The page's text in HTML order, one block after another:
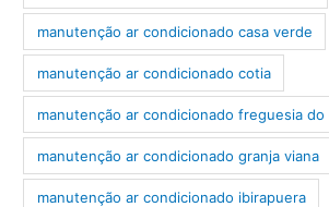
manutenção ar condicionado casa verde
manutenção ar condicionado cotia
manutenção ar condicionado freguesia do
manutenção ar condicionado granja viana
manutenção ar condicionado ibirapuera